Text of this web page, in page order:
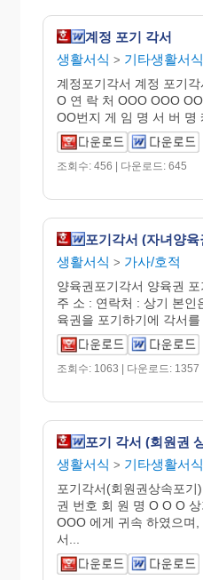
계정 포기 각서
생활서식 > 기타생활서식
계정포기각서 계정 포기
O 연 락 처 OOO OOO
OO번지 게 임 명 서 버 명
조회수: 456 | 다운로드: 645
포기각서 (자녀양
생활서식 > 가사/호적
양육권포기각서 양육권
주 소 : 연락처 : 상기 본인
육권을 포기하기에 각서
조회수: 1063 | 다운로드: 1357
포기 각서 (회원권
생활서식 > 기타생활서식
포기각서(회원권상속포
권 번호 회 원 명 O O O
OOO 에게 귀속 하였으며
서...